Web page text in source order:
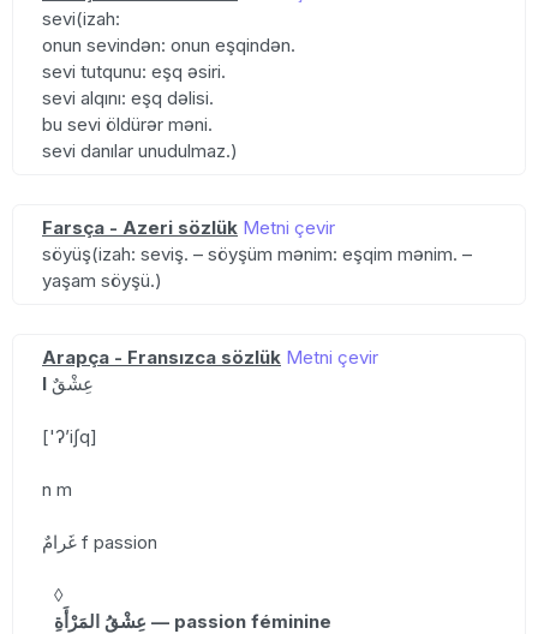
sevi(izah:
onun sevindən: onun eşqindən.
sevi tutqunu: eşq əsiri.
sevi alqını: eşq dəlisi.
bu sevi öldürər məni.
sevi danılar unudulmaz.)
Farsça - Azeri sözlük Metni çevir
söyüş(izah: seviş. – söyşüm mənim: eşqim mənim. –
yaşam söyşü.)
Arapça - Fransızca sözlük Metni çevir
I عِشْقٌ
['ʔʼiʃq]
n m
غَرامٌ f passion
◊
عِشْقُ المَرْأَةِ — passion féminine